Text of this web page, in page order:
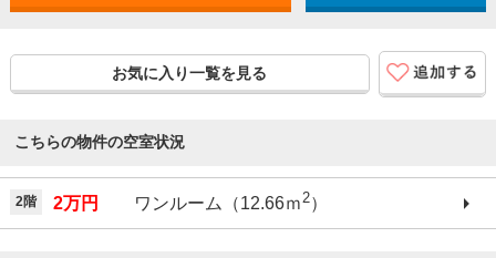
お気に入り一覧を見る
こちらの物件の空室状況
2階 2万円 ワンルーム（12.66ｍ2）